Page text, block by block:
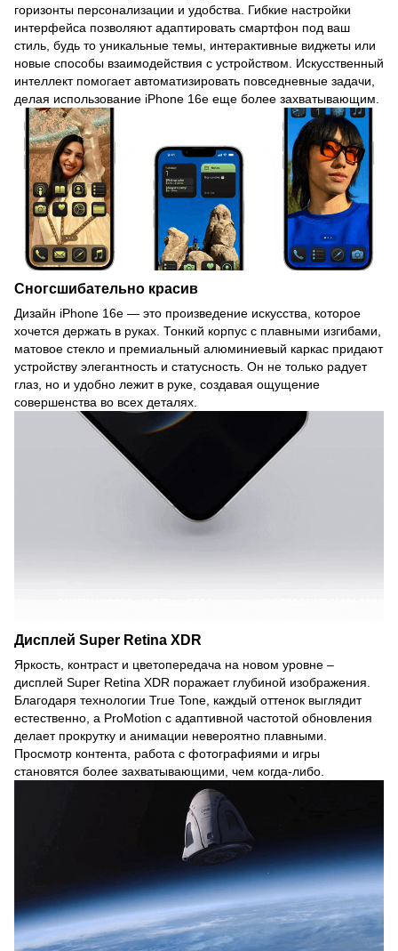
горизонты персонализации и удобства. Гибкие настройки
интерфейса позволяют адаптировать смартфон под ваш
стиль, будь то уникальные темы, интерактивные виджеты или
новые способы взаимодействия с устройством. Искусственный
интеллект помогает автоматизировать повседневные задачи,
делая использование iPhone 16e еще более захватывающим.
Сногсшибательно красив
Дизайн iPhone 16e — это произведение искусства, которое
хочется держать в руках. Тонкий корпус с плавными изгибами,
матовое стекло и премиальный алюминиевый каркас придают
устройству элегантность и статусность. Он не только радует
глаз, но и удобно лежит в руке, создавая ощущение
совершенства во всех деталях.
Дисплей Super Retina XDR
Яркость, контраст и цветопередача на новом уровне –
дисплей Super Retina XDR поражает глубиной изображения.
Благодаря технологии True Tone, каждый оттенок выглядит
естественно, а ProMotion с адаптивной частотой обновления
делает прокрутку и анимации невероятно плавными.
Просмотр контента, работа с фотографиями и игры
становятся более захватывающими, чем когда-либо.